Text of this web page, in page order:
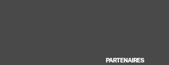
PARTENAIRES